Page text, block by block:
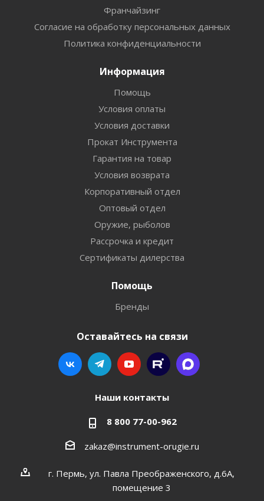
Франчайзинг
Согласие на обработку персональных данных
Политика конфиденциальности
Информация
Помощь
Условия оплаты
Условия доставки
Прокат Инструмента
Гарантия на товар
Условия возврата
Корпоративный отдел
Оптовый отдел
Оружие, рыболов
Рассрочка и кредит
Сертификаты дилерства
Помощь
Бренды
Оставайтесь на связи
Наши контакты
8 800 77-00-962
zakaz@instrument-orugie.ru
г. Пермь, ул. Павла Преображенского, д.6А,
помещение 3